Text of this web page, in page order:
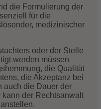
die Formulierung der
für die
medizinischer
oder der Stelle
werden müssen
die Qualität
die Akzeptanz bei
auch die Dauer der
kann der Rechtsanwalt